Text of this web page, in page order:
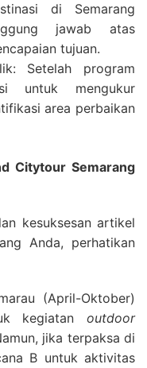
di Semarang
jawab atas
tujuan.
Setelah program
untuk mengukur
area perbaikan
Citytour Semarang
kesuksesan artikel
Anda, perhatikan
(April-Oktober)
kegiatan outdoor
jika terpaksa di
B untuk aktivitas